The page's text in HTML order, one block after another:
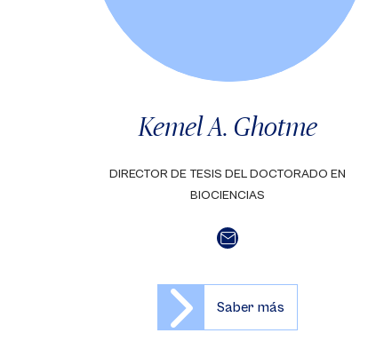
Kemel A. Ghotme
DIRECTOR DE TESIS DEL DOCTORADO EN
BIOCIENCIAS
Saber más